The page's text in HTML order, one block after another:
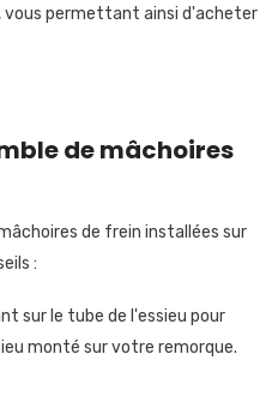
vous permettant ainsi d'acheter
de mâchoires
de frein installées sur
:
sur le tube de l'essieu pour
monté sur votre remorque.